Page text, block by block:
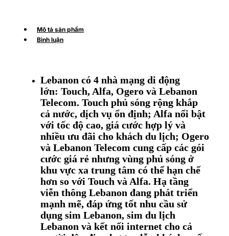
Mô tả sản phẩm
Bình luận
Lebanon có 4 nhà mạng di động
lớn: Touch, Alfa, Ogero và Lebanon
Telecom. Touch phủ sóng rộng khắp
cả nước, dịch vụ ổn định; Alfa nổi bật
với tốc độ cao, giá cước hợp lý và
nhiều ưu đãi cho khách du lịch; Ogero
và Lebanon Telecom cung cấp các gói
cước giá rẻ nhưng vùng phủ sóng ở
khu vực xa trung tâm có thể hạn chế
hơn so với Touch và Alfa. Hạ tầng
viễn thông Lebanon đang phát triển
mạnh mẽ, đáp ứng tốt nhu cầu sử
dụng sim Lebanon, sim du lịch
Lebanon và kết nối internet cho cả